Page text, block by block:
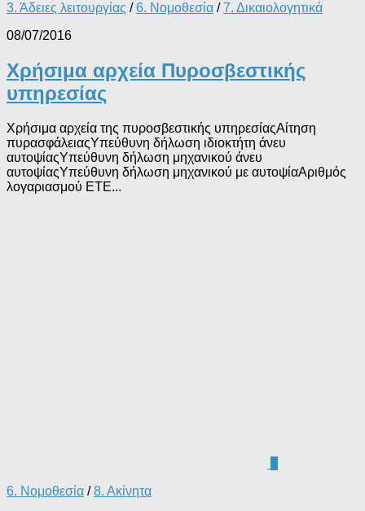
3. Άδειες λειτουργίας /6. Νομοθεσία /7. Δικαιολογητικά
08/07/2016
Χρήσιμα αρχεία Πυροσβεστικής
υπηρεσίας
Χρήσιμα αρχεία της πυροσβεστικής υπηρεσίαςΑίτηση
πυρασφάλειαςΥπεύθυνη δήλωση ιδιοκτήτη άνευ
αυτοψίαςΥπεύθυνη δήλωση μηχανικού άνευ
αυτοψίαςΥπεύθυνη δήλωση μηχανικού με αυτοψίαΑριθμός
λογαριασμού ΕΤΕ...
6. Νομοθεσία /8. Ακίνητα